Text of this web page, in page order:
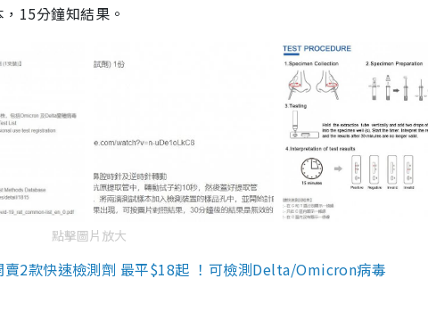
15分鐘知結果。
點擊圖片放大
2款快速檢測劑 最平$18起 ！可檢測Delta/Omicron病毒